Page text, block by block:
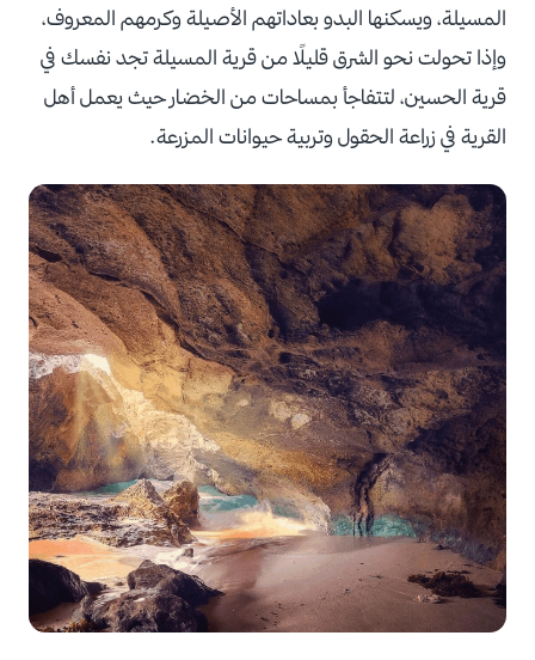
المسيلة، ويسكنها البدو بعاداتهم الأصيلة وكرمهم المعروف،
وإذا تحولت نحو الشرق قليلًا من قرية المسيلة تجد نفسك في
قرية الحسين، لتتفاجأ بمساحات من الخضار حيث يعمل أهل
القرية في زراعة الحقول وتربية حيوانات المزرعة.